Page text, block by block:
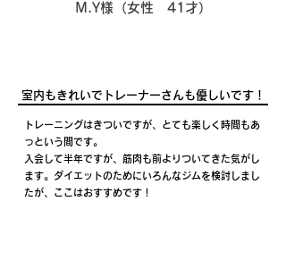
M.Y様（女性 41才）
室内もきれいでトレーナーさんも優しいです！
トレーニングはきついですが、とても楽しく時間もあ
っという間です。
入会して半年ですが、筋肉も前よりついてきた気がし
ます。ダイエットのためにいろんなジムを検討しまし
たが、ここはおすすめです！